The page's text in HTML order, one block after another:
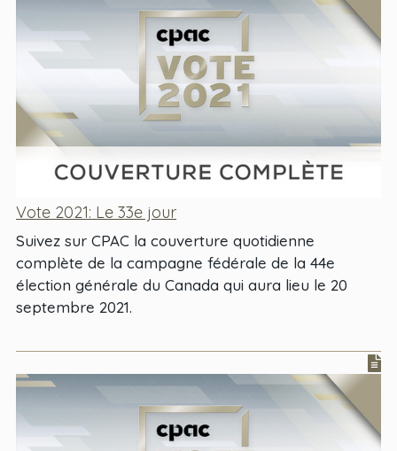
Vote 2021: Le 33e jour
Suivez sur CPAC la couverture quotidienne
complète de la campagne fédérale de la 44e
élection générale du Canada qui aura lieu le 20
septembre 2021.